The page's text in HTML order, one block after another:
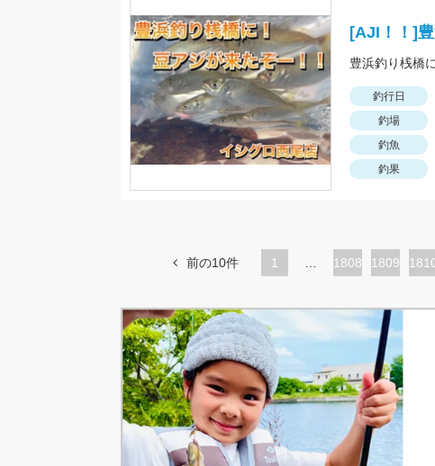
[AJI！！]
釣行日
釣場
釣魚
釣果
前の10件 1
ペ
1808
ペ
ジ
1809
ペ